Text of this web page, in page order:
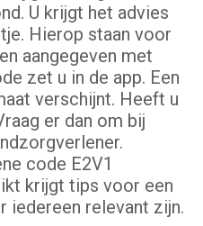
U krijgt het advies
Hierop staan voor
aangegeven met
zet u in de app. Een
verschijnt. Heeft u
er dan om bij
code E2V1
krijgt tips voor een
iedereen relevant zijn.